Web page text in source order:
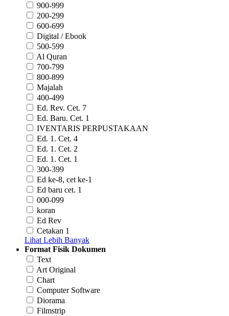
900-999
200-299
600-699
Digital / Ebook
500-599
Al Quran
700-799
800-899
Majalah
400-499
Ed. Rev. Cet. 7
Ed. Baru. Cet. 1
IVENTARIS PERPUSTAKAAN
Ed. 1. Cet. 4
Ed. 1. Cet. 2
Ed. 1. Cet. 1
300-399
Ed ke-8, cet ke-1
Ed baru cet. 1
000-099
koran
Ed Rev
Cetakan 1
Lihat Lebih Banyak
Format Fisik Dokumen
Text
Art Original
Chart
Computer Software
Diorama
Filmstrip